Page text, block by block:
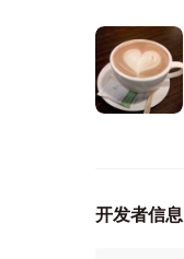
开发者信息